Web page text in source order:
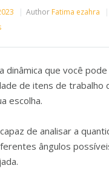
Author Fatima ezahra
dinâmica que você
de itens de trabalho
escolha.
de analisar a
ângulos